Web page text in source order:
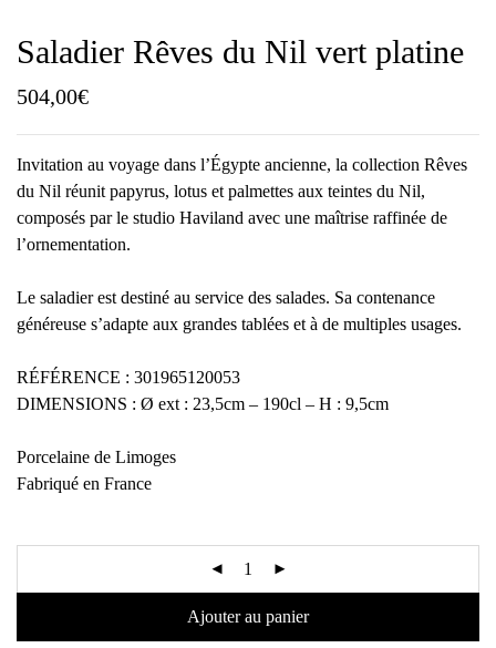
Saladier Rêves du Nil vert platine
504,00€
Invitation au voyage dans l’Égypte ancienne, la collection Rêves
du Nil réunit papyrus, lotus et palmettes aux teintes du Nil,
composés par le studio Haviland avec une maîtrise raffinée de
l’ornementation.
Le saladier est destiné au service des salades. Sa contenance
généreuse s’adapte aux grandes tablées et à de multiples usages.
RÉFÉRENCE : 301965120053
DIMENSIONS : Ø ext : 23,5cm – 190cl – H : 9,5cm
Porcelaine de Limoges
Fabriqué en France
Ajouter au panier